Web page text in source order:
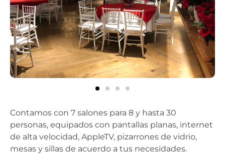
Contamos con 7 salones para 8 y hasta 30
personas, equipados con pantallas planas, internet
de alta velocidad, AppleTV, pizarrones de vidrio,
mesas y sillas de acuerdo a tus necesidades.